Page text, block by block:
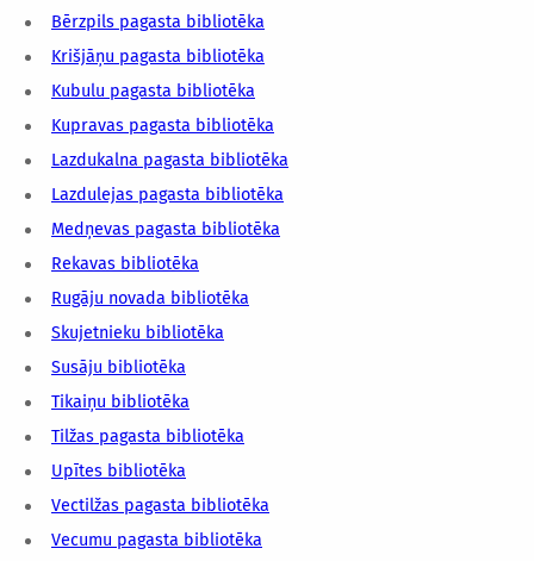
Bērzpils pagasta bibliotēka
Krišjāņu pagasta bibliotēka
Kubulu pagasta bibliotēka
Kupravas pagasta bibliotēka
Lazdukalna pagasta bibliotēka
Lazdulejas pagasta bibliotēka
Medņevas pagasta bibliotēka
Rekavas bibliotēka
Rugāju novada bibliotēka
Skujetnieku bibliotēka
Susāju bibliotēka
Tikaiņu bibliotēka
Tilžas pagasta bibliotēka
Upītes bibliotēka
Vectilžas pagasta bibliotēka
Vecumu pagasta bibliotēka